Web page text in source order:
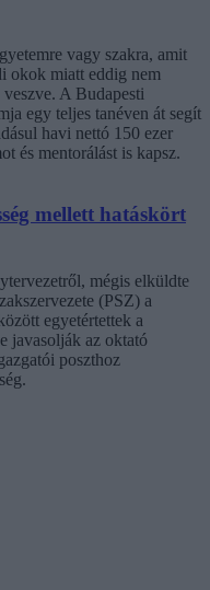
vagy szakra, amit
okok miatt eddig nem
A Budapesti
egy teljes tanéven át segít
havi nettó 150 ezer
és mentorálást is kapsz.
mellett hatáskört
mégis elküldte
(PSZ) a
egyetértettek a
javasolják az oktató
poszthoz